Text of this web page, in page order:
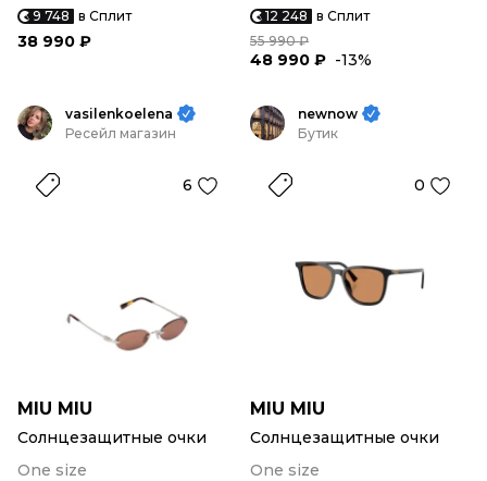
9 748 в Сплит
38 990 ₽
12 248 в Сплит
55 990 ₽
48 990 ₽ -13%
vasilenkoelena
Ресейл магазин
6
MIU MIU
Солнцезащитные очки
One size
newnow
Бутик
0
MIU MIU
Солнцезащитные очки
One size